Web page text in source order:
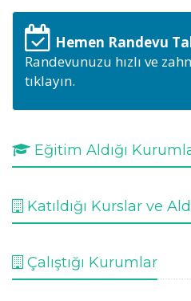
Hemen Randevu
Randevunuzu hızlı ve
tıklayın.
Eğitim Aldığı
Katıldığı Kurslar ve
Çalıştığı Kurumlar